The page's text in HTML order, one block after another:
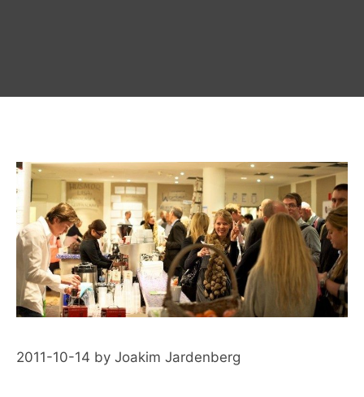
2011-10-14 by Joakim Jardenberg